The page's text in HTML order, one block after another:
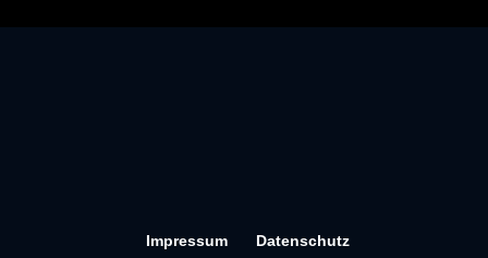
Impressum Datenschutz